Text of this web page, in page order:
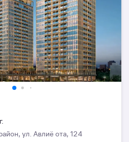
ул. Авлиё ота, 124